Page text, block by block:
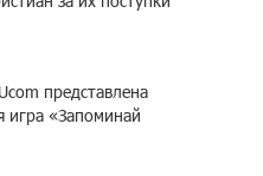
представлена
игра «Запоминай